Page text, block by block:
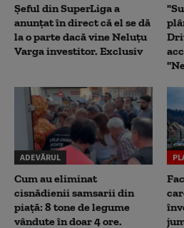
Șeful din SuperLiga a
anunțat în direct că el se dă
la o parte dacă vine Neluțu
Varga investitor. Exclusiv
ADEVĂRUL
Cum au eliminat
cisnădienii samsarii din
piață: 8 tone de legume
vândute în doar 4 ore.